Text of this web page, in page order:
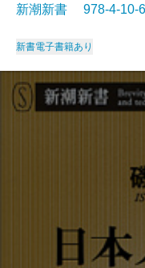
新潮新書 978-4-
新書電子書籍あり